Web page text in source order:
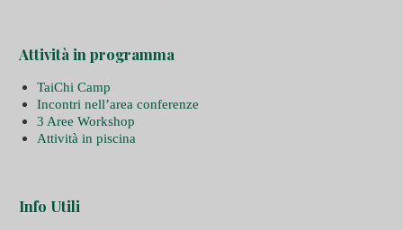
Attività in programma
TaiChi Camp
Incontri nell’area conferenze
3 Aree Workshop
Attività in piscina
Info Utili